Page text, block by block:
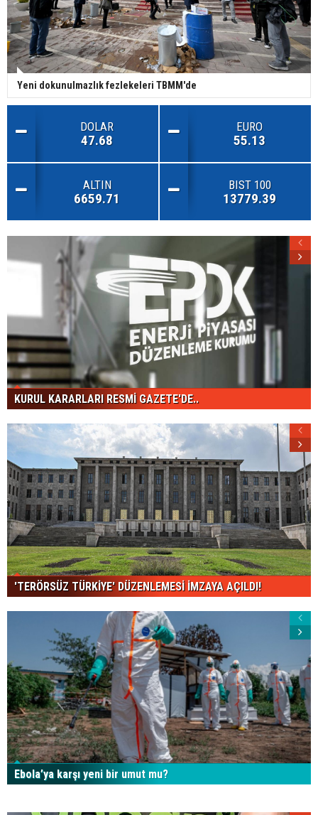
Yeni dokunulmazlık fezlekeleri TBMM'de
DOLAR
47.68
EURO
55.13
ALTIN
6659.71
BIST 100
13779.39
KURUL KARARLARI RESMİ GAZETE'DE..
'TERÖRSÜZ TÜRKİYE' DÜZENLEMESİ İMZAYA AÇILDI!
Ebola’ya karşı yeni bir umut mu?